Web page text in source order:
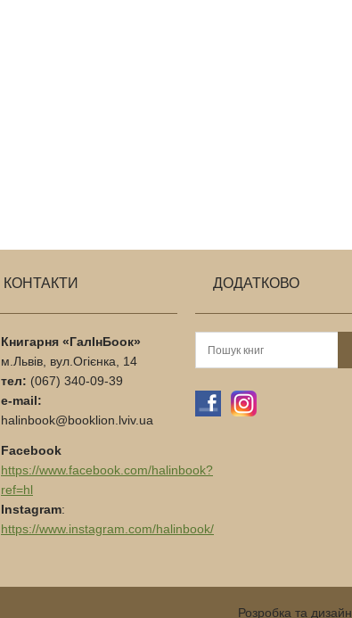
КОНТАКТИ
Книгарня «ГалІнБоок»
м.Львів, вул.Огієнка, 14
тел: (067) 340-09-39
e-mail:
halinbook@booklion.lviv.ua
Facebook
https://www.facebook.com/halinbook?
ref=hl
Instagram:
https://www.instagram.com/halinbook/
ДОДАТКОВО
Розробка та дизайн